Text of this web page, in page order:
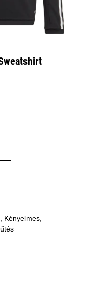
Kényelmes,